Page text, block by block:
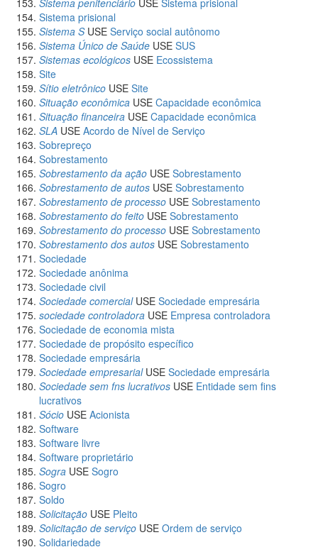
Sistema penitenciário USE Sistema prisional
Sistema prisional
Sistema SUSE Serviço social autônomo
Sistema Único de Saúde USE SUS
Sistemas ecológicos USE Ecossistema
Site
Sítio eletrônico USE Site
Situação econômica USE Capacidade econômica
Situação financeira USE Capacidade econômica
SLA USE Acordo de Nível de Serviço
Sobrepreço
Sobrestamento
Sobrestamento da ação USE Sobrestamento
Sobrestamento de autos USE Sobrestamento
Sobrestamento de processo USE Sobrestamento
Sobrestamento do feito USE Sobrestamento
Sobrestamento do processo USE Sobrestamento
Sobrestamento dos autos USE Sobrestamento
Sociedade
Sociedade anônima
Sociedade civil
Sociedade comercialUSE Sociedade empresária
sociedade controladora USE Empresa controladora
Sociedade de economia mista
Sociedade de propósito específico
Sociedade empresária
Sociedade empresarialUSE Sociedade empresária
Sociedade sem fns lucrativos USE Entidade sem fins
lucrativos
Sócio USE Acionista
Software
Software livre
Software proprietário
Sogra USE Sogro
Sogro
Soldo
Solicitação USE Pleito
Solicitação de serviço USE Ordem de serviço
Solidariedade